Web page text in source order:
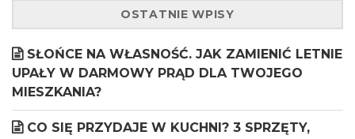
OSTATNIE WPISY
SŁOŃCE NA WŁASNOŚĆ. JAK ZAMIENIĆ LETNIE
UPAŁY W DARMOWY PRĄD DLA TWOJEGO
MIESZKANIA?
CO SIĘ PRZYDAJE W KUCHNI? 3 SPRZĘTY,